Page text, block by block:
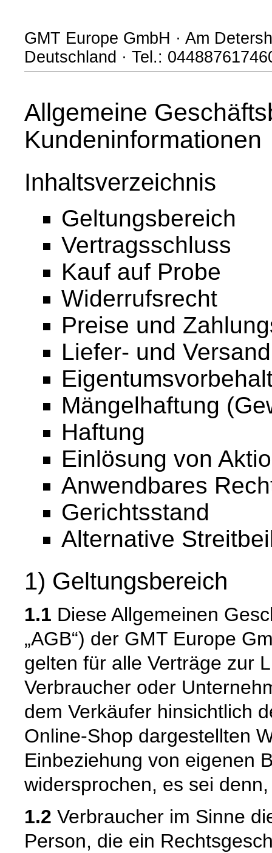
GMT Europe GmbH · Am
Deutschland · Tel.:
Allgemeine
Kundeninformationen
Inhaltsverzeichnis
Geltungsbereich
Vertragsschluss
Kauf auf Probe
Widerrufsrecht
Preise und
Liefer- und
Mängelhaftung
Haftung
Einlösung von
Anwendbares
Gerichtsstand
Alternative
1) Geltungsbereich
1.1 Diese Allgemeinen
„AGB“) der GMT Europe
gelten für alle Verträge zur
Verbraucher oder
dem Verkäufer hinsichtlich
Online-Shop dargestellten
Einbeziehung von eigenen
widersprochen, es sei
1.2 Verbraucher im Sinne
Person, die ein